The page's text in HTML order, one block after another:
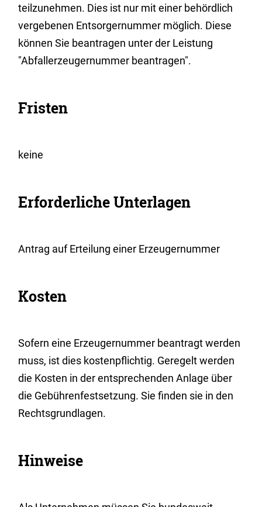
teilzunehmen. Dies ist nur mit einer behördlich
vergebenen Entsorgernummer möglich. Diese
können Sie beantragen unter der Leistung
"Abfallerzeugernummer beantragen".
Fristen
keine
Erforderliche Unterlagen
Antrag auf Erteilung einer Erzeugernummer
Kosten
Sofern eine Erzeugernummer beantragt werden
muss, ist dies kostenpflichtig. Geregelt werden
die Kosten in der entsprechenden Anlage über
die Gebührenfestsetzung. Sie finden sie in den
Rechtsgrundlagen.
Hinweise